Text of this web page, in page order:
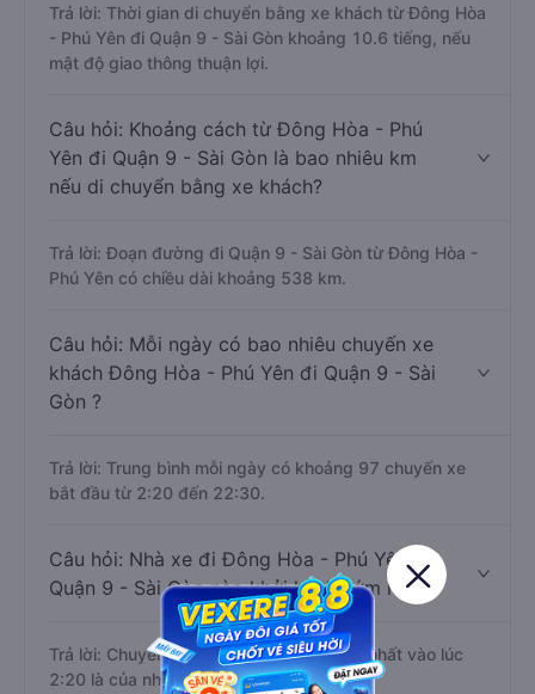
Trả lời: Thời gian di chuyển bằng xe khách từ Đông Hòa
- Phú Yên đi Quận 9 - Sài Gòn khoảng 10.6 tiếng, nếu
mật độ giao thông thuận lợi.
Câu hỏi: Khoảng cách từ Đông Hòa - Phú
Yên đi Quận 9 - Sài Gòn là bao nhiêu km
nếu di chuyển bằng xe khách?
Trả lời: Đoạn đường đi Quận 9 - Sài Gòn từ Đông Hòa -
Phú Yên có chiều dài khoảng 538 km.
Câu hỏi: Mỗi ngày có bao nhiêu chuyến xe
khách Đông Hòa - Phú Yên đi Quận 9 - Sài
Gòn ?
Trả lời: Trung bình mỗi ngày có khoảng 97 chuyến xe
bắt đầu từ 2:20 đến 22:30.
Câu hỏi: Nhà xe đi Đông Hòa - Phú Yên
Quận 9 - Sài Gòn nào khởi hành sớm nhất?
Trả lời: Chuyến xe có giờ xuất phát sớm nhất vào lúc
2:20 là của nhà xe Tân Quang Dũng.